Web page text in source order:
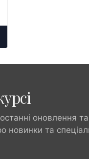
оновлення та
новинки та